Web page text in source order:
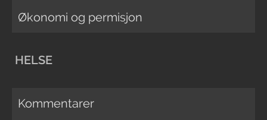
Økonomi og permisjon
HELSE
Kommentarer